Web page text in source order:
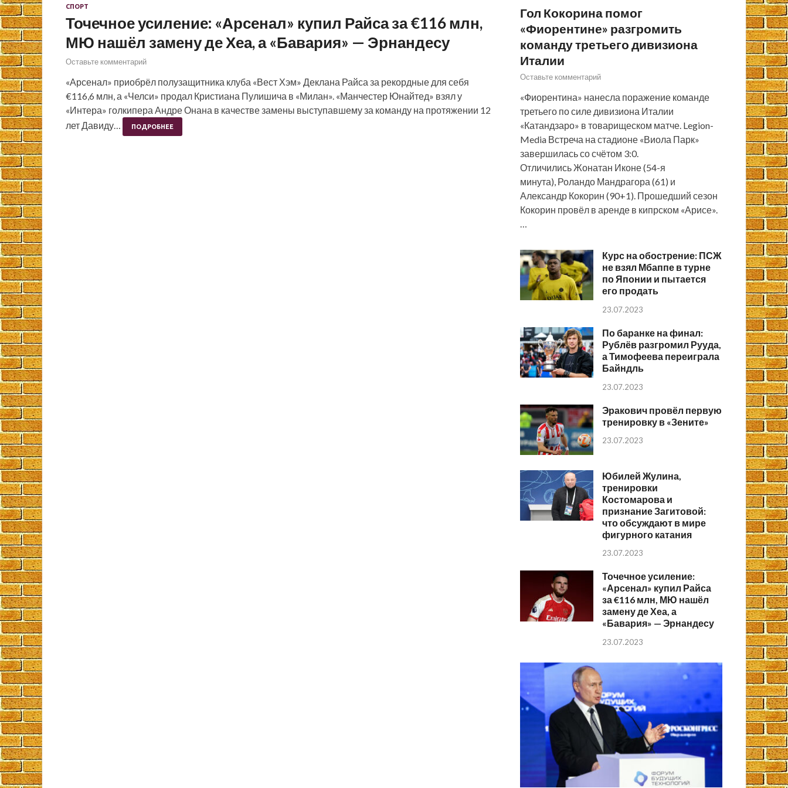
СПОРТ
Точечное усиление: «Арсенал» купил Райса за €116 млн,
МЮ нашёл замену де Хеа, а «Бавария» — Эрнандесу
Оставьте комментарий
«Арсенал» приобрёл полузащитника клуба «Вест Хэм» Деклана Райса за рекордные для себя
€116,6 млн, а «Челси» продал Кристиана Пулишича в «Милан». «Манчестер Юнайтед» взял у
«Интера» голкипера Андре Онана в качестве замены выступавшему за команду на протяжении 12
лет Давиду…
ПОДРОБНЕЕ
Гол Кокорина помог
«Фиорентине» разгромить
команду третьего дивизиона
Италии
Оставьте комментарий
«Фиорентина» нанесла поражение команде
третьего по силе дивизиона Италии
«Катандзаро» в товарищеском матче. Legion-
Media Встреча на стадионе «Виола Парк»
завершилась со счётом 3:0.
Отличились Жонатан Иконе (54-я
минута), Роландо Мандрагора (61) и
Александр Кокорин (90+1). Прошедший сезон
Кокорин провёл в аренде в кипрском «Арисе».
…
Курс на обострение: ПСЖ
не взял Мбаппе в турне
по Японии и пытается
его продать
23.07.2023
По баранке на финал:
Рублёв разгромил Рууда,
а Тимофеева переиграла
Байндль
23.07.2023
Эракович провёл первую
тренировку в «Зените»
23.07.2023
Юбилей Жулина,
тренировки
Костомарова и
признание Загитовой:
что обсуждают в мире
фигурного катания
23.07.2023
Точечное усиление:
«Арсенал» купил Райса
за €116 млн, МЮ нашёл
замену де Хеа, а
«Бавария» — Эрнандесу
23.07.2023